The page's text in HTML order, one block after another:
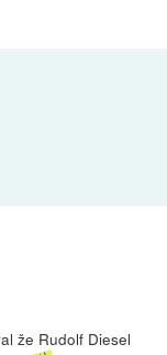
že Rudolf Diesel